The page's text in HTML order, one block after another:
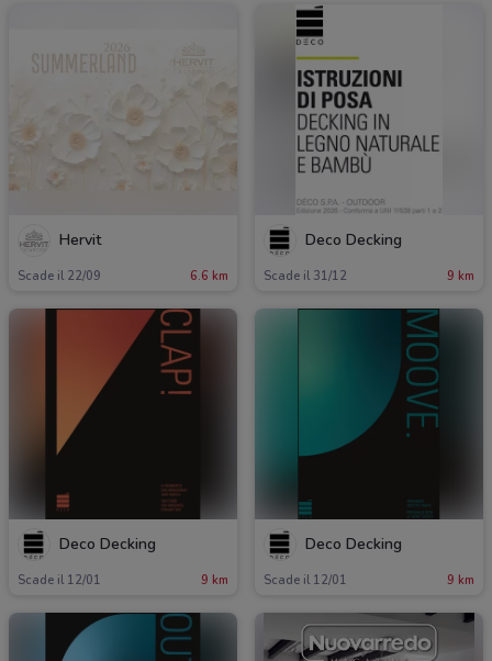
Hervit
Scade il 22/09 6.6 km
Deco Decking
Scade il 31/12 9 km
Deco Decking
Scade il 12/01 9 km
Deco Decking
Scade il 12/01 9 km